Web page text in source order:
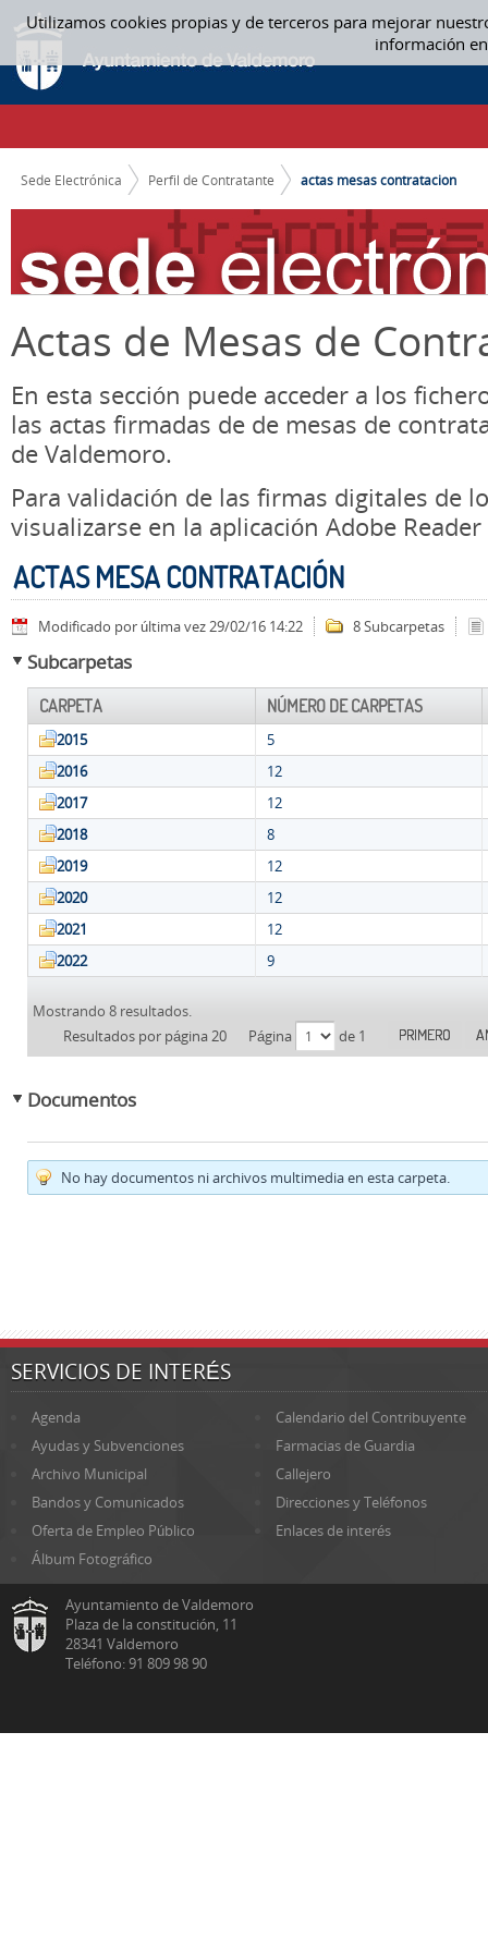
Utilizamos cookies propias y de terceros para mejorar
información
Saltar al contenido
ACTAS MESA CONTRATACIÓN - ACTAS MESAS CONTRATACION
CAMINO DE MIGAS
Sede Electrónica Perfil de Contratante actas mesas contratacion
Actas de Mesas de
En esta sección puede acceder a los
las actas firmadas de de mesas de
de Valdemoro.
Para validación de las firmas digitales de
visualizarse en la aplicación Adobe Reader
ACTAS MESA CONTRATACIÓN
Modificado por última vez 29/02/16 14:22 8 Subcarpetas
Subcarpetas
CARPETA NÚMERO DE CARPETAS
2015
5
2016
12
2017
12
2018
8
2019
12
2020
12
2021
12
2022
9
Mostrando 8 resultados.
Resultados por página 20
Página de 1 PRIMERO
Documentos
No hay documentos ni archivos multimedia en esta carpeta.
SERVICIOS DE INTERÉS
Agenda
Calendario del Contribuyente
Ayudas y Subvenciones
Farmacias de Guardia
Archivo Municipal
Callejero
Bandos y Comunicados
Direcciones y Teléfonos
Oferta de Empleo Público
Enlaces de interés
Álbum Fotográfico
Ayuntamiento de Valdemoro
Plaza de la constitución, 11
28341 Valdemoro
Teléfono: 91 809 98 90